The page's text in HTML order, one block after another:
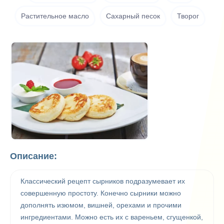
Растительное масло Сахарный песок Творог
Описание:
Классический рецепт сырников подразумевает их
совершенную простоту. Конечно сырники можно
дополнять изюмом, вишней, орехами и прочими
ингредиентами. Можно есть их с вареньем, сгущенкой,